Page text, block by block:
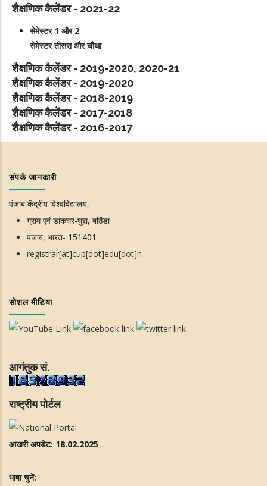
शैक्षणिक कैलेंडर - 2021-22
सेमेस्टर 1 और 2
सेमेस्टर तीसरा और चौथा
शैक्षणिक कैलेंडर - 2019-2020, 2020-21
शैक्षणिक कैलेंडर - 2019-2020
शैक्षणिक कैलेंडर - 2018-2019
शैक्षणिक कैलेंडर - 2017-2018
शैक्षणिक कैलेंडर - 2016-2017
संपर्क जानकारी
पंजाब केंद्रीय विश्वविद्यालय,
ग्राम एवं डाकघर-घुद्दा, बठिंडा
पंजाब, भारत- 151401
registrar[at]cup[dot]edu[dot]n
सोशल मीडिया
आगंतुक सं.
राष्ट्रीय पोर्टल
आखरी अपडेट: 18.02.2025
भाषा चुनें: